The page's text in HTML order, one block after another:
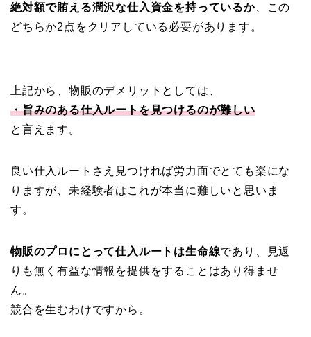
絶対額で賄える潤沢な仕入資金を持っているか、この
どちらか2点をクリアしている必要があります。
上記から、物販のデメリットとしては、
・旨みのある仕入ルートを見つけるのが難しい
と言えます。
良い仕入ルートさえ見つければ労力面でとても楽にな
りますが、未経験者はこれが本当に難しいと思いま
す。
物販のプロにとって仕入ルートは生命線であり、見返
りも無く有益な情報を提供をすることはあり得ませ
ん。
競合を生むわけですから。